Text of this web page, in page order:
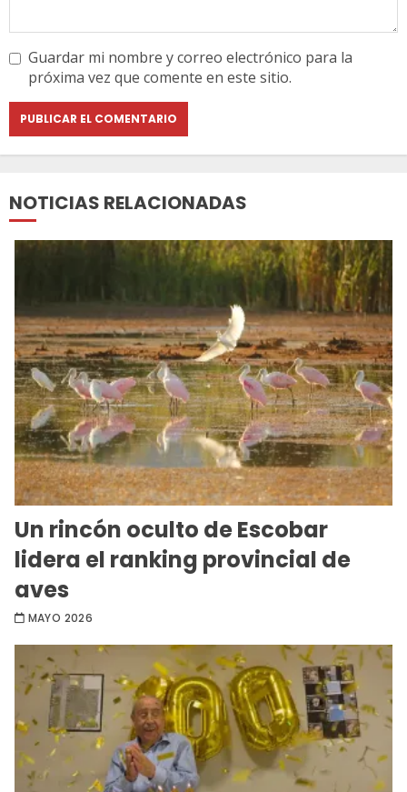
Guardar mi nombre y correo electrónico para la
próxima vez que comente en este sitio.
NOTICIAS RELACIONADAS
Un rincón oculto de Escobar
lidera el ranking provincial de
aves
MAYO 2026